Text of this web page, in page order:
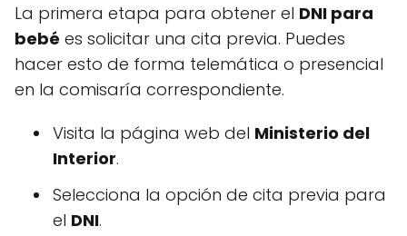
La primera etapa para obtener el DNI para
bebé es solicitar una cita previa. Puedes
hacer esto de forma telemática o presencial
en la comisaría correspondiente.
Visita la página web del Ministerio del
Interior.
Selecciona la opción de cita previa para
el DNI.